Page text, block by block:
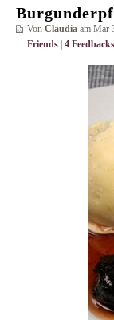
Von Claudia am Mär
Friends 4